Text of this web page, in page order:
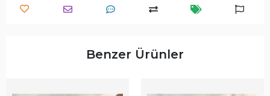
Benzer Ürünler